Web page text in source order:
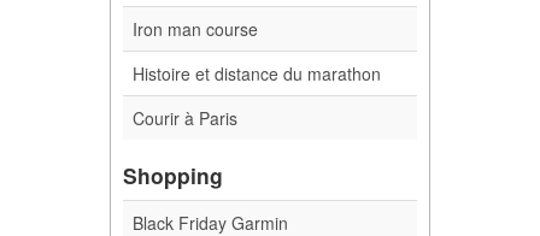
Iron man course
Histoire et distance du marathon
Courir à Paris
Shopping
Black Friday Garmin